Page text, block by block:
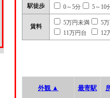
駅徒歩 0～5分 5～10
賃料
5万円未満
5
11万円台
12
外観 ▲ 最寄駅